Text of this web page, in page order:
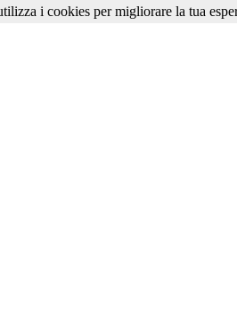
i cookies per migliorare la tua